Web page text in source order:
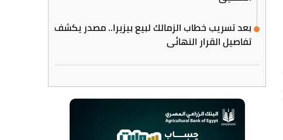
بعد تسريب خطاب الزمالك لبيع بيزيرا.. مصدر يكشف
تفاصيل القرار النهائي